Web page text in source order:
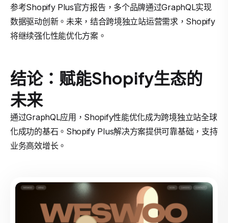
参考Shopify Plus官方报告，多个品牌通过GraphQL实现
数据驱动创新。未来，结合跨境独立站运营需求，Shopify
将继续强化性能优化方案。
结论：赋能Shopify生态的
未来
通过GraphQL应用，Shopify性能优化成为跨境独立站全球
化成功的基石。Shopify Plus解决方案提供可靠基础，支持
业务高效增长。